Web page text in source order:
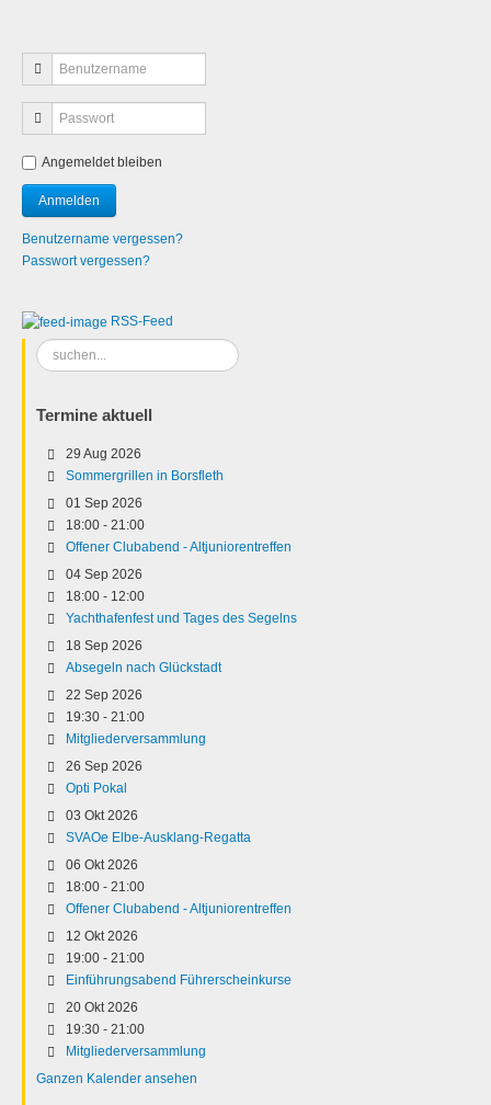
Angemeldet bleiben
Benutzername vergessen?
Passwort vergessen?
RSS-Feed
Suchen
...
Termine aktuell
29 Aug 2026
Sommergrillen in Borsfleth
01 Sep 2026
18:00 - 21:00
Offener Clubabend - Altjuniorentreffen
04 Sep 2026
18:00 - 12:00
Yachthafenfest und Tages des Segelns
18 Sep 2026
Absegeln nach Glückstadt
22 Sep 2026
19:30 - 21:00
Mitgliederversammlung
26 Sep 2026
Opti Pokal
03 Okt 2026
SVAOe Elbe-Ausklang-Regatta
06 Okt 2026
18:00 - 21:00
Offener Clubabend - Altjuniorentreffen
12 Okt 2026
19:00 - 21:00
Einführungsabend Führerscheinkurse
20 Okt 2026
19:30 - 21:00
Mitgliederversammlung
Ganzen Kalender ansehen